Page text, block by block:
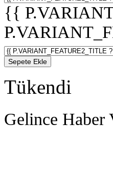
{{
Sepete Ekle
Tükendi
Gelince Haber